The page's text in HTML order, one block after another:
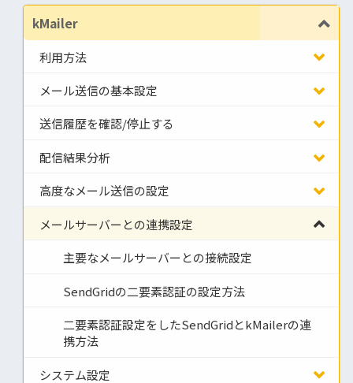
kMailer
利用方法
メール送信の基本設定
送信履歴を確認/停止する
配信結果分析
高度なメール送信の設定
メールサーバーとの連携設定
主要なメールサーバーとの接続設定
SendGridの二要素認証の設定方法
二要素認証設定をしたSendGridとkMailerの連
携方法
システム設定